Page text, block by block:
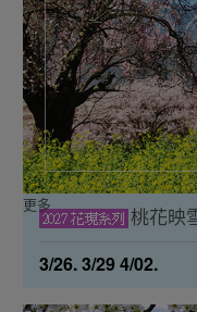
桃花映
3/26. 3/29 4/02.
更多